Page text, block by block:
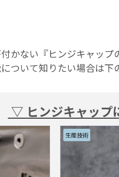
かない『ヒンジキャップ
ついて知りたい場合は下
▽ ヒンジキャップ
生産技術